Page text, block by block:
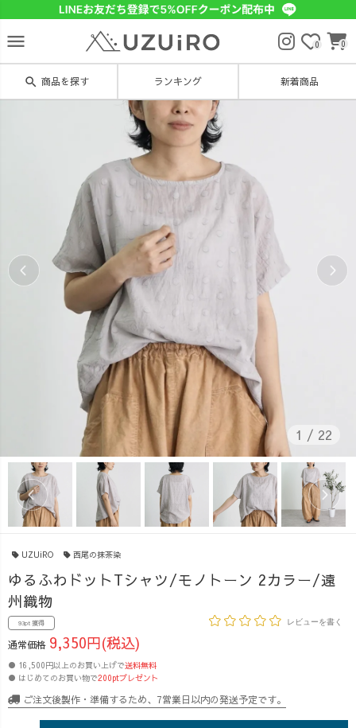
menu 0 0
search 商品を探す ランキング 新着商品
1 / 22
UZUiRO 西尾の抹茶染
ゆるふわドットTシャツ/モノトーン 2カラー/遠
州織物
93pt 獲得 レビューを書く
通常価格 9,350円(税込)
● 16,500円以上のお買い上げで送料無料
● はじめてのお買い物で200ptプレゼント
ご注文後製作・準備するため、7営業日以内の発送予定です。